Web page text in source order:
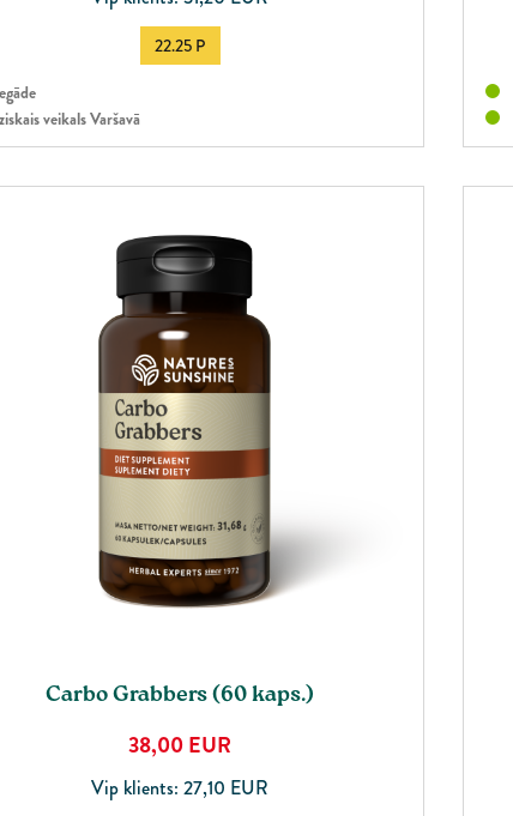
22.25 P
veikals Varšavā
Carbo Grabbers (60 kaps.)
38,00EUR
Vip klients: 27,10 EUR